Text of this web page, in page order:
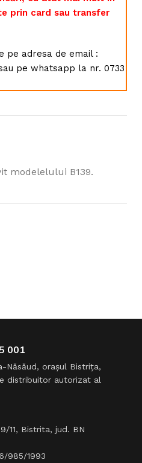
prin card sau transfer
pe adresa de email :
pe whatsapp la nr. 0733
modelelului B139.
001
Năsăud, oraşul Bistriţa,
distribuitor autorizat al
11, Bistrita, jud. BN
985/1993